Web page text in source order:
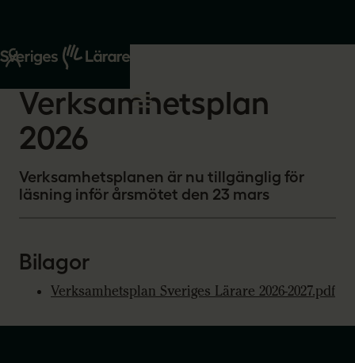
Start
Om oss
2026-03-06
Verksamhetsplan
2026
Verksamhetsplanen är nu tillgänglig för
läsning inför årsmötet den 23 mars
Bilagor
Verksamhetsplan Sveriges Lärare 2026-2027.pdf